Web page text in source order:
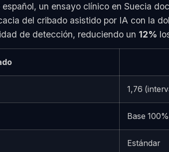
un ensayo clínico en Suecia
del cribado asistido por IA con la
de detección, reduciendo un 12%
1,76
Base 100%
Estándar